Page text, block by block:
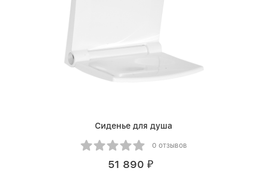
Сиденье для душа
0 отзывов
51 890 ₽